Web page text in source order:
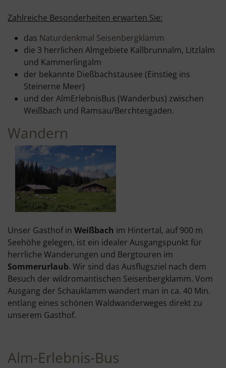
Zahlreiche Besonderheiten erwarten Sie:
das Naturdenkmal Seisenbergklamm
die 3 herrlichen Almgebiete Kallbrunnalm, Litzlalm
und Kammerlingalm
der bekannte Dießbachstausee (Einstieg ins
Steinerne Meer)
und der AlmErlebnisBus (Wanderbus) zwischen
Weißbach und Ramsau/Berchtesgaden.
Wandern
Unser Gasthof in Weißbach im Hintertal, auf 900 m
Seehöhe gelegen, ist ein idealer Ausgangspunkt für
herrliche Wanderungen und Bergtouren im
Sommerurlaub. Wir sind das Ausflugsziel nach dem
Besuch der wildromantischen Seisenbergklamm. Vom
Ausgang der Schauklamm wandert man in ca. 40 Min.
entlang eines schönen Waldwanderweges direkt zu
unserem Gasthof.
Alm-Erlebnis-Bus